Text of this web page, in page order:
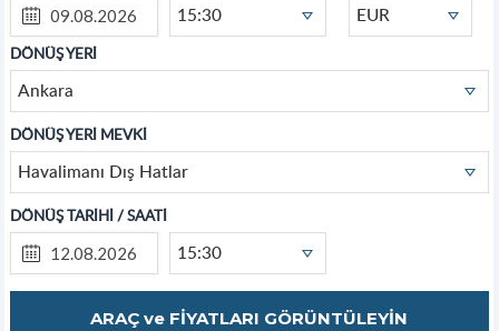
15:30 EUR
DÖNÜŞ YERİ
Ankara
DÖNÜŞ YERİ MEVKİ
Havalimanı Dış Hatlar
DÖNÜŞ TARİHİ / SAATİ
15:30